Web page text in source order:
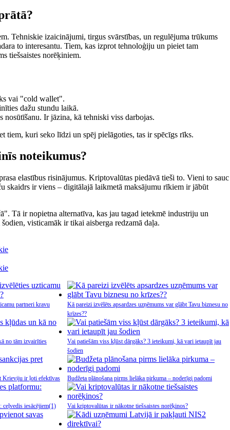
Tehniskie izaicinājumi, tirgus svārstības, un regulējuma trūkums
to interesantu. Tiem, kas izprot tehnoloģiju un pieiet tam
tiešsaistes norēķiniem.
vai "cold wallet".
dažu stundu laikā.
nosūtīšanu. Ir jāzina, kā tehniski viss darbojas.
tiem, kuri seko līdzi un spēj pielāgoties, tas ir spēcīgs rīks.
noteikumus?
elastībus risinājumus. Kriptovalūtas piedāvā tieši to. Vieni to sauc
skaidrs ir viens – digitālajā laikmetā maksājumu rīkiem ir jābūt
Tā ir nopietna alternatīva, kas jau tagad ietekmē industriju un
visticamāk ir tikai aisberga redzamā daļa.
partneri kravu
Kā pareizi izvēlēts apsardzes uzņēmums var glābt Tavu biznesu no
krīzes??
no tām izvairīties
Vai patiešām viss kļūst dārgāks? 3 ieteikumi, kā vari ietaupīt jau
šodien
Krieviju ir ļoti efektīvas Budžeta plānošana pirms lielāka pirkuma – noderīgi padomi
ceļvedis iesācējiem(1) Vai kriptovalūtas ir nākotne tiešsaistes norēķinos?